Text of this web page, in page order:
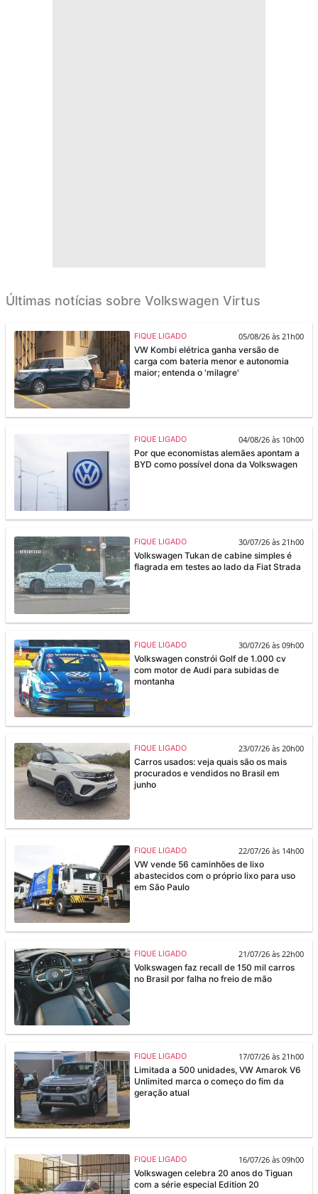
Últimas notícias sobre Volkswagen Virtus
FIQUE LIGADO
05/08/26 às 21h00
VW Kombi elétrica ganha versão de
carga com bateria menor e autonomia
maior; entenda o 'milagre'
FIQUE LIGADO
04/08/26 às 10h00
Por que economistas alemães apontam a
BYD como possível dona da Volkswagen
FIQUE LIGADO
30/07/26 às 21h00
Volkswagen Tukan de cabine simples é
flagrada em testes ao lado da Fiat Strada
FIQUE LIGADO
30/07/26 às 09h00
Volkswagen constrói Golf de 1.000 cv
com motor de Audi para subidas de
montanha
FIQUE LIGADO
23/07/26 às 20h00
Carros usados: veja quais são os mais
procurados e vendidos no Brasil em
junho
FIQUE LIGADO
22/07/26 às 14h00
VW vende 56 caminhões de lixo
abastecidos com o próprio lixo para uso
em São Paulo
FIQUE LIGADO
21/07/26 às 22h00
Volkswagen faz recall de 150 mil carros
no Brasil por falha no freio de mão
FIQUE LIGADO
17/07/26 às 21h00
Limitada a 500 unidades, VW Amarok V6
Unlimited marca o começo do fim da
geração atual
FIQUE LIGADO
16/07/26 às 09h00
Volkswagen celebra 20 anos do Tiguan
com a série especial Edition 20